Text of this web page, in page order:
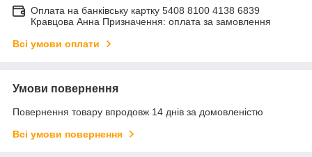
Оплата на банківську картку 5408 8100 4138 6839
Кравцова Анна Призначення: оплата за замовлення
Всі умови оплати
Умови повернення
Повернення товару впродовж 14 днів за домовленістю
Всі умови повернення